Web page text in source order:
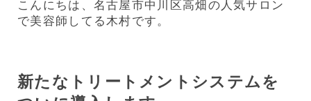
こんにちは、名古屋市中川区高畑の人気サロン
で美容師してる木村です。
新たなトリートメントシステムを